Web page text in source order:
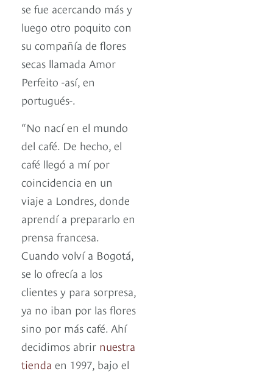
se fue acercando más y
luego otro poquito con
su compañía de flores
secas llamada Amor
Perfeito -así, en
portugués-.
“No nací en el mundo
del café. De hecho, el
café llegó a mí por
coincidencia en un
viaje a Londres, donde
aprendí a prepararlo en
prensa francesa.
Cuando volví a Bogotá,
se lo ofrecía a los
clientes y para sorpresa,
ya no iban por las flores
sino por más café. Ahí
decidimos abrir nuestra
tienda en 1997, bajo el